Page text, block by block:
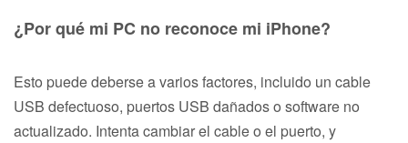
¿Por qué mi PC no reconoce mi iPhone?
Esto puede deberse a varios factores, incluido un cable
USB defectuoso, puertos USB dañados o software no
actualizado. Intenta cambiar el cable o el puerto, y